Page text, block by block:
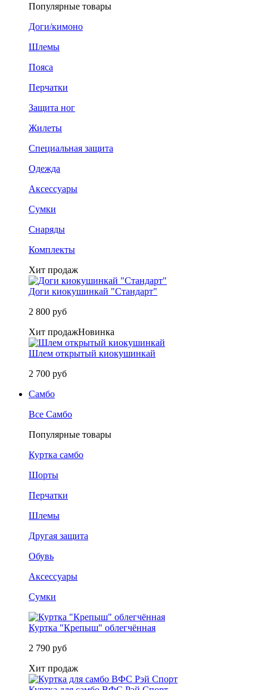
Популярные товары
Доги/кимоно
Шлемы
Пояса
Перчатки
Защита ног
Жилеты
Специальная защита
Одежда
Аксессуары
Сумки
Снаряды
Комплекты
Хит продаж
Доги киокушинкай "Стандарт"
2 800 руб
Хит продажНовинка
Шлем открытый киокушинкай
2 700 руб
Самбо
Все Самбо
Популярные товары
Куртка самбо
Шорты
Перчатки
Шлемы
Другая защита
Обувь
Аксессуары
Сумки
Куртка "Крепыш" облегчённая
2 790 руб
Хит продаж